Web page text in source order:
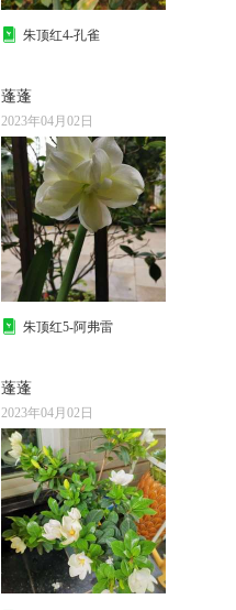
朱顶红4-孔雀
蓬蓬
2023年04月02日
朱顶红5-阿弗雷
蓬蓬
2023年04月02日